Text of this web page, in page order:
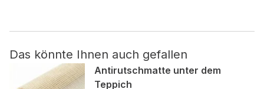
Das könnte Ihnen auch gefallen
Antirutschmatte unter dem
Teppich
Nicht kategorisiert.
Andere nicht kategorisierte Cookies sind solche, die
analysiert werden und noch keiner Kategorie zugeordnet
wurden.